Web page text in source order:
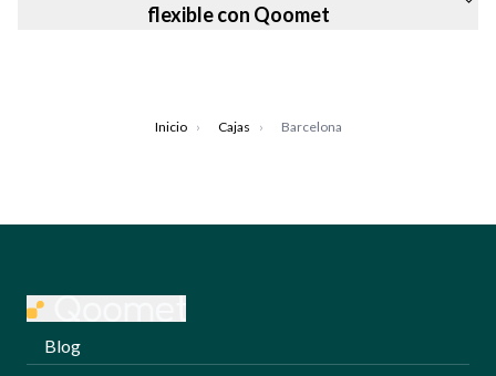
flexible con Qoomet
Inicio › Cajas › Barcelona
Blog